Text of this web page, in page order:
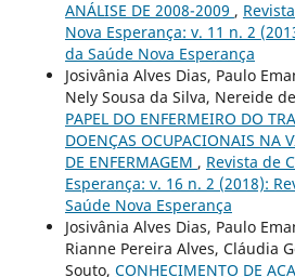
ANÁLISE DE 2008-2009 ,
Nova Esperança: v. 11 n. 2
da Saúde Nova Esperança
Josivânia Alves Dias, Paulo
Nely Sousa da Silva, Nereide
PAPEL DO ENFERMEIRO DO
DOENÇAS OCUPACIONAIS NA
DE ENFERMAGEM , Revista de
Esperança: v. 16 n. 2 (2018):
Saúde Nova Esperança
Josivânia Alves Dias, Paulo
Rianne Pereira Alves, Cláudia
Souto, CONHECIMENTO DE